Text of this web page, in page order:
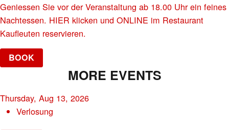
Geniessen Sie vor der Veranstaltung ab 18.00 Uhr ein feines
Nachtessen. HIER klicken und ONLINE im Restaurant
Kaufleuten reservieren.
BOOK
MORE EVENTS
Thursday, Aug 13, 2026
Verlosung